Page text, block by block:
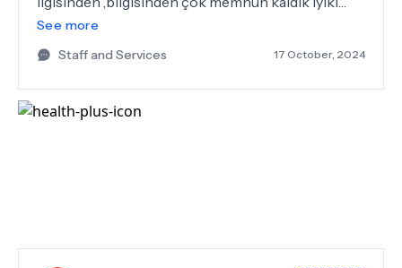
karşımıza çıkmış böylesine sempatik bir doktor.
See more
Staff and Services
17 October, 2024